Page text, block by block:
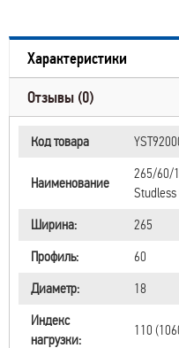
Характеристики
Отзывы (0)
Код товара
Наименование
265/60/
Studless
Ширина:
265
Профиль:
60
Диаметр:
18
Индекс
нагрузки:
110